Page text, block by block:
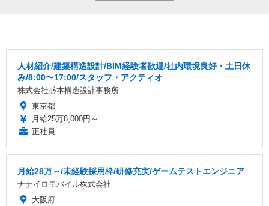
人材紹介/建築構造設計/BIM経験者歓迎/社内環境良好・土日休
み/8:00〜17:00/スタッフ・アクティオ
株式会社盛本構造設計事務所
東京都
月給25万8,000円～
正社員
月給28万～/未経験採用枠/研修充実/ゲームテストエンジニア
ナナイロモバイル株式会社
大阪府